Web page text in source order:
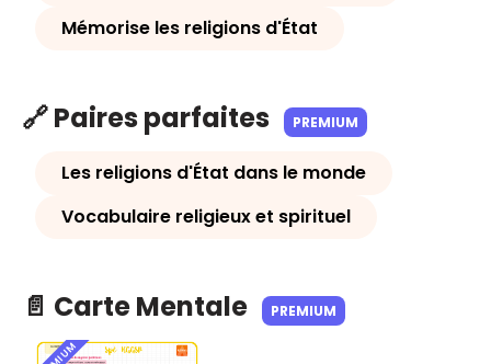
Mémorise les religions d'État
🔗 Paires parfaites PREMIUM
Les religions d'État dans le monde
Vocabulaire religieux et spirituel
📄 Carte Mentale PREMIUM